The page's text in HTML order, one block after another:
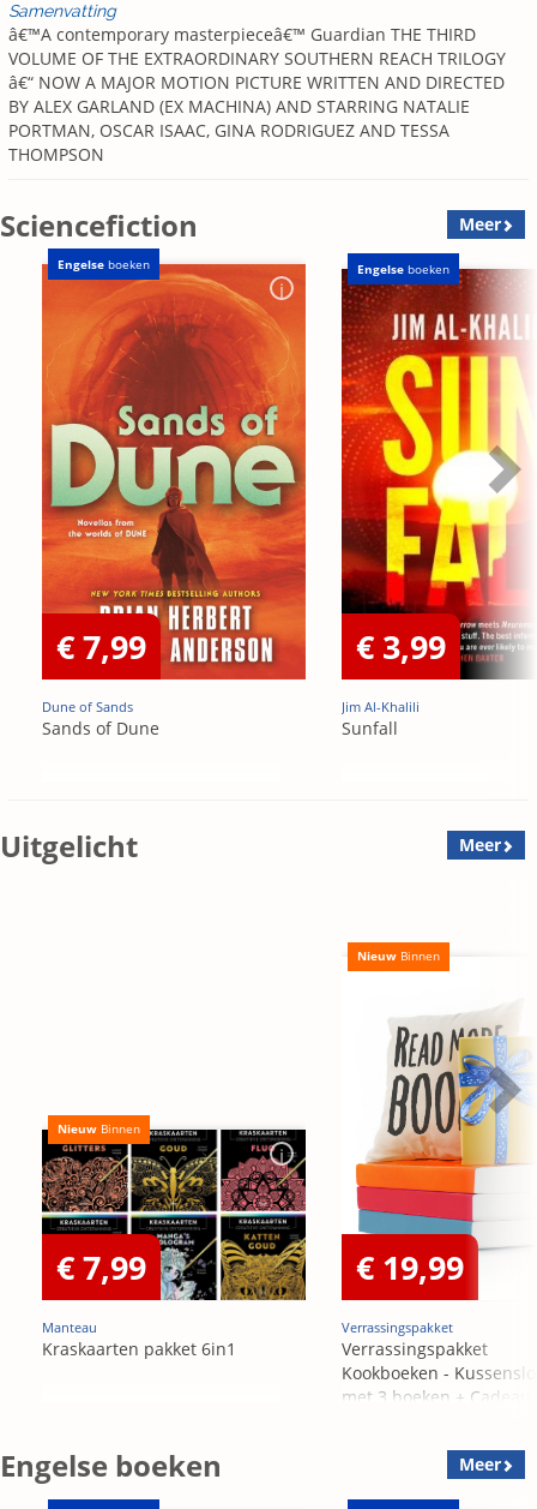
Samenvatting
â€™A contemporary masterpieceâ€™ Guardian THE THIRD
VOLUME OF THE EXTRAORDINARY SOUTHERN REACH TRILOGY
â€“ NOW A MAJOR MOTION PICTURE WRITTEN AND DIRECTED
BY ALEX GARLAND (EX MACHINA) AND STARRING NATALIE
PORTMAN, OSCAR ISAAC, GINA RODRIGUEZ AND TESSA
THOMPSON
Sciencefiction Meer
Engelse boeken
€ 7,99
Dune of Sands
Sands of Dune
Engelse boeken
€ 3,99
Jim Al-Khalili
Sunfall
Uitgelicht Meer
Nieuw Binnen
€ 7,99
Manteau
Kraskaarten pakket 6in1
Nieuw Binnen
€ 19,99
Verrassingspakket
Verrassingspakket
Kookboeken -
met 3 boeken + Cadeau
Engelse boeken Meer